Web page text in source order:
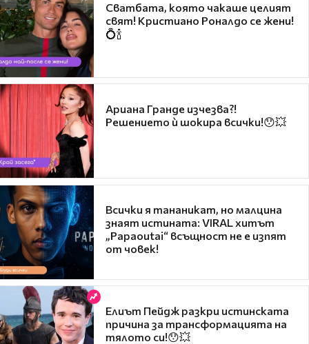
Сватбата, която чакаше целият
свят! Кристиано Роналдо се жени!
💍🍾
Ариана Гранде изчезва?!
Решението ѝ шокира всички!😯💥
Всички я тананикат, но малцина
знаят истината: VIRAL хитът
„Papaoutai“ всъщност не е изпят
от човек!
Елиът Пейдж разкри истинската
причина за трансформацията на
тялото си!😯💥